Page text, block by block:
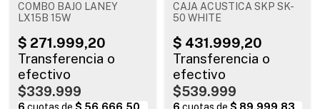
COMBO BAJO LANEY
LX15B 15W
$339.999
CAJA ACUSTICA SKP SK-
50 WHITE
$539.999